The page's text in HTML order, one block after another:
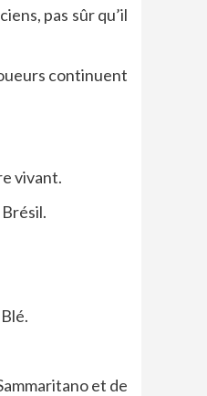
pas sûr qu’il
continuent
vivant.
et de